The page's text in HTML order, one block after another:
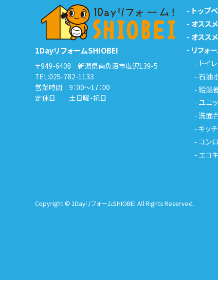
1DayリフォームSHIOBEI
〒949-6408 新潟県南魚沼市塩沢139-5
TEL:025-782-1133
営業時間 9：00～17：00
定休日 土日曜・祝日
- トップ
- オスス
- オスス
- リフォ
- トイレ
-石油
-給湯
- ユニ
-洗面
-キッ
- コン
- エコ
Copyright © 1DayリフォームSHIOBEI All Rights Reserved.